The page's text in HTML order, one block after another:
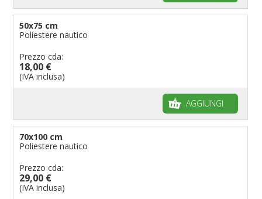
50x75 cm
Poliestere nautico
Prezzo cda:
18,00 €
(IVA inclusa)
AGGIUNGI
70x100 cm
Poliestere nautico
Prezzo cda:
29,00 €
(IVA inclusa)